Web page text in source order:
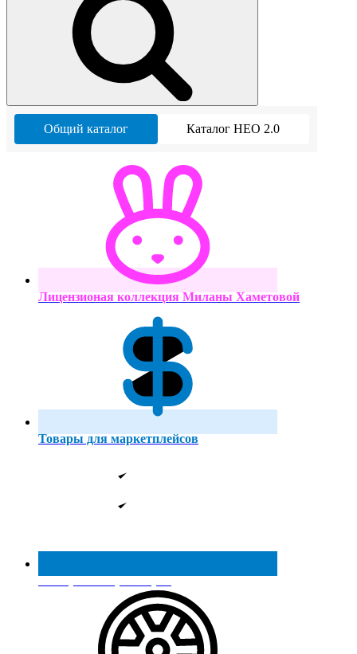
Общий каталог Каталог НЕО 2.0
Лицензионая коллекция Миланы Хаметовой
Товары для маркетплейсов
Реестр МинПромТорга